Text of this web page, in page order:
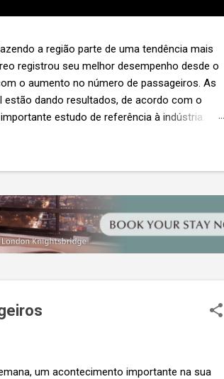
a região parte de uma tendência mais
registrou seu melhor desempenho desde o
o aumento no número de passageiros. As
dando resultados, de acordo com o
importante estudo de referência à indústria. (©
o lucro de mais de 30 assentos vendidos,
um acontecimento importante na sua